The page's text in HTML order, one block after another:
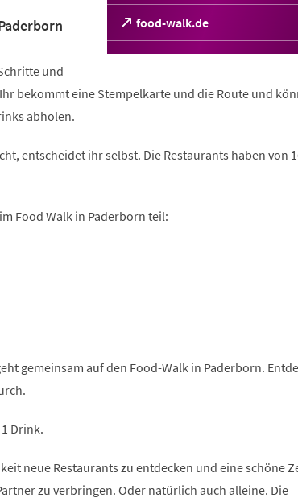
food-walk.de
(Öffnet
in
einem
Tab)
und
bekommt eine Stempelkarte und die Route und
abholen.
entscheidet ihr selbst. Die Restaurants haben von
Food Walk in Paderborn teil:
gemeinsam auf den Food-Walk in Paderborn.
Drink.
neue Restaurants zu entdecken und eine schöne
zu verbringen. Oder natürlich auch alleine. Die